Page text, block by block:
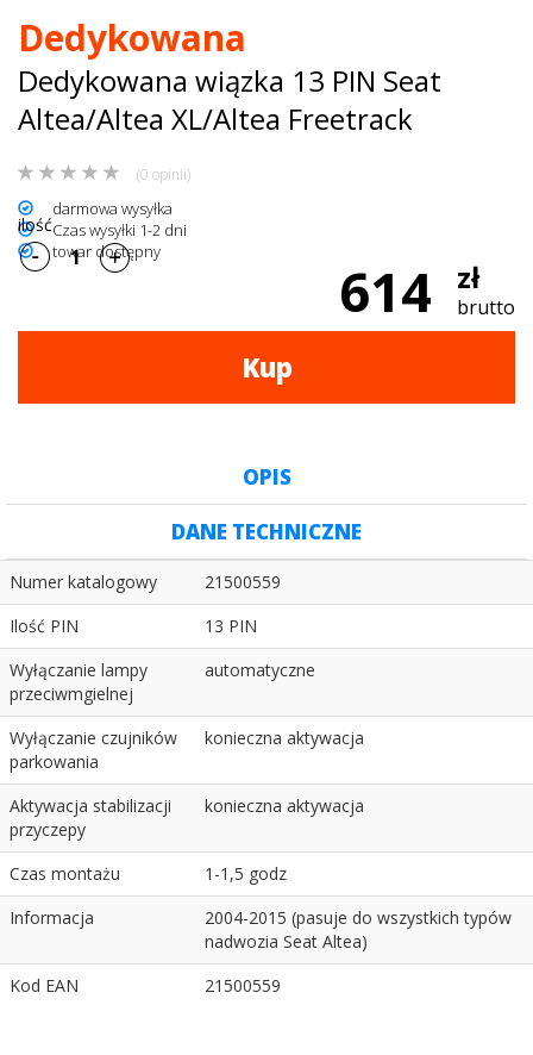
dachowe
AKCESORIA
Turystyka
Przyczepy
Kontakt
Dedykowana
Dedykowana wiązka 13 PIN Seat
Altea/Altea XL/Altea Freetrack
(0 opinii)
darmowa wysyłka
Czas wysyłki 1-2 dni
towar dostępny
614 zł
brutto
ilość
Kup
OPIS
DANE TECHNICZNE
Numer katalogowy
21500559
Ilość PIN
13 PIN
Wyłączanie lampy
przeciwmgielnej
automatyczne
Wyłączanie czujników
parkowania
konieczna aktywacja
Aktywacja stabilizacji
przyczepy
konieczna aktywacja
Czas montażu
1-1,5 godz
Informacja
2004-2015 (pasuje do wszystkich typów
nadwozia Seat Altea)
Kod EAN
21500559